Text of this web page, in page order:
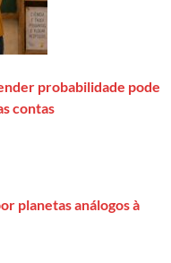
probabilidade pode
contas
planetas análogos à